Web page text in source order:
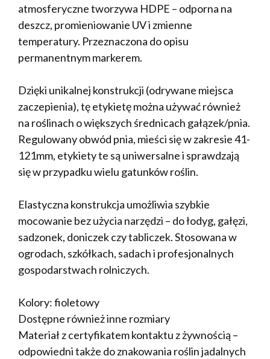
atmosferyczne tworzywa HDPE – odporna na
deszcz, promieniowanie UV i zmienne
temperatury. Przeznaczona do opisu
permanentnym markerem.
Dzięki unikalnej konstrukcji (odrywane miejsca
zaczepienia), tę etykietę można używać również
na roślinach o większych średnicach gałązek/pnia.
Regulowany obwód pnia, mieści się w zakresie 41-
121mm, etykiety te są uniwersalne i sprawdzają
się w przypadku wielu gatunków roślin.
Elastyczna konstrukcja umożliwia szybkie
mocowanie bez użycia narzędzi – do łodyg, gałęzi,
sadzonek, doniczek czy tabliczek. Stosowana w
ogrodach, szkółkach, sadach i profesjonalnych
gospodarstwach rolniczych.
Kolory: fioletowy
Dostępne również inne rozmiary
Materiał z certyfikatem kontaktu z żywnością –
odpowiedni także do znakowania roślin jadalnych